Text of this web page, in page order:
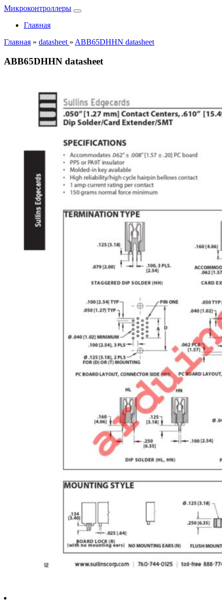
Микроконтроллеры
Главная
Главная » datasheet » ABB65DHHN datasheet
ABB65DHHN datasheet